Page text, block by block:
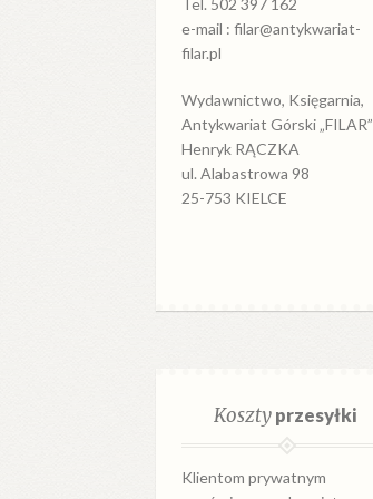
e-mail : filar@antykwariat-
filar.pl
Wydawnictwo, Księgarnia,
Antykwariat Górski „FILAR”
Henryk RĄCZKA
ul. Alabastrowa 98
25-753 KIELCE
Kosztyprzesyłki
Klientom prywatnym